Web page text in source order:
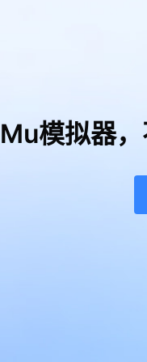
模拟器，